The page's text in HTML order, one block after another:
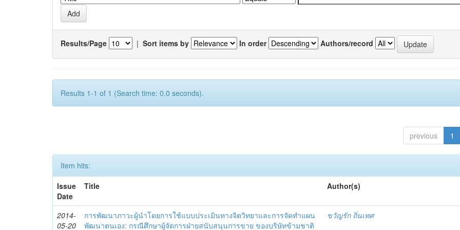
Results/Page | Sort items by In order Authors/record
Results 1-1 of 1 (Search time: 0.0 seconds).
previous 1
Item hits:
Issue
Date
Title Author(s)
2014-
05-20
การพัฒนาภาวะผู้นำโดยการใช้แบบประเมินทางจิตวิทยาและการจัดทำแผน
พัฒนาตนเอง: กรณีศึกษาผู้จัดการฝ่ายสนับสนุนการขาย ของบริษัทข้ามชาติ
ขวัญรัก ถิ่นเทศ